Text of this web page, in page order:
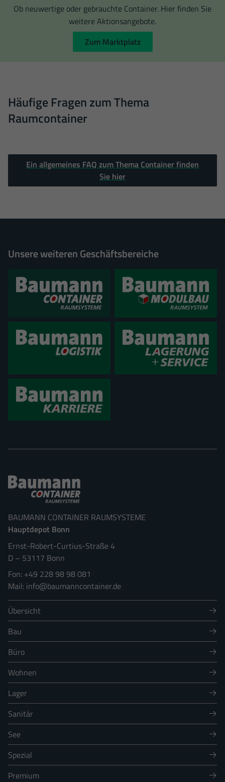
Ob neuwertige oder gebrauchte Container. Hier finden Sie
weitere Aktionsangebote.
Zum Marktplatz
Häufige Fragen zum Thema
Raumcontainer
Ein allgemeines FAQ zum Thema Container finden
Sie hier
Unsere weiteren Geschäftsbereiche
BAUMANN CONTAINER RAUMSYSTEME
Hauptdepot Bonn
Ernst-Robert-Curtius-Straße 4
D – 53117 Bonn
+49 228 98 98 081
info@baumanncontainer.de
Übersicht
Bau
Büro
Wohnen
Lager
Sanitär
See
Spezial
Premium